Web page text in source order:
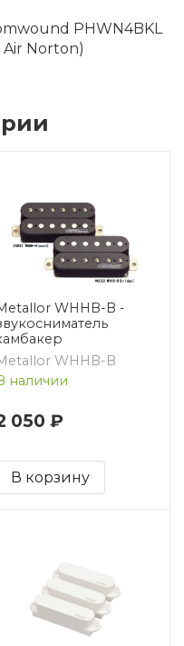
PHWN4BKL
Air Norton)
WHHB-B -
WHHB-B
наличии
050 ₽
В корзину